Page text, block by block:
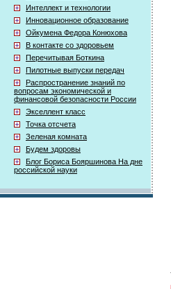
Интеллект и технологии
Инновационное образование
Ойкумена Федора Конюхова
В контакте со здоровьем
Перечитывая Боткина
Пилотные выпуски передач
Распространение знаний по
вопросам экономической и
финансовой безопасности России
Экселлент класс
Точка отсчета
Зеленая комната
Будем здоровы
Блог Бориса Бояршинова На дне
российской науки